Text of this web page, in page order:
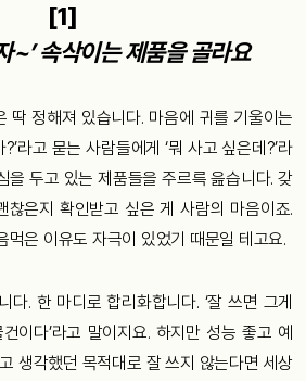
[1]
~’ 속삭이는 제품을 골라요
딱 정해져 있습니다. 마음에 귀를 기울이는
라고 묻는 사람들에게 ‘뭐 사고 싶은데?’라
을 두고 있는 제품들을 주르륵 읊습니다. 갖
은지 확인받고 싶은 게 사람의 마음이죠.
먹은 이유도 자극이 있었기 때문일 테고요.
다. 한 마디로 합리화합니다. ‘잘 쓰면 그게
이다’라고 말이지요. 하지만 성능 좋고 예
생각했던 목적대로 잘 쓰지 않는다면 세상